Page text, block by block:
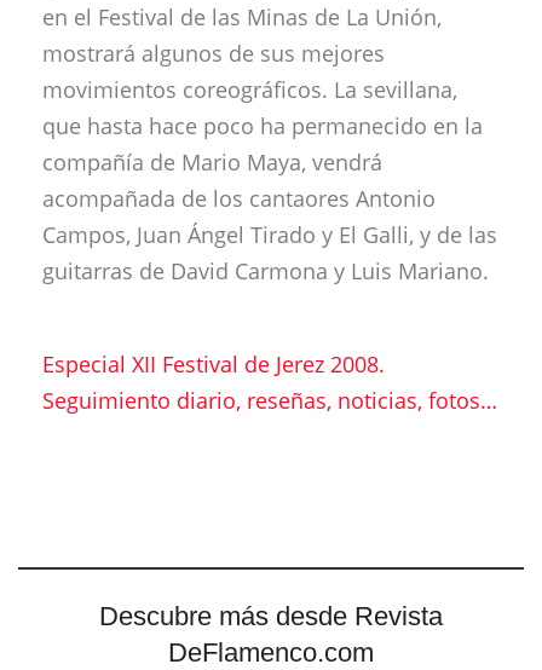
en el Festival de las Minas de La Unión,
mostrará algunos de sus mejores
movimientos coreográficos. La sevillana,
que hasta hace poco ha permanecido en la
compañía de Mario Maya, vendrá
acompañada de los cantaores Antonio
Campos, Juan Ángel Tirado y El Galli, y de las
guitarras de David Carmona y Luis Mariano.
Especial XII Festival de Jerez 2008.
Seguimiento diario, reseñas, noticias, fotos…
Descubre más desde Revista
DeFlamenco.com